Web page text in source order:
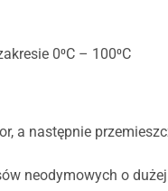
0⁰C – 100⁰C
a następnie
neodymowych o